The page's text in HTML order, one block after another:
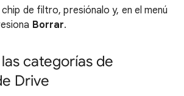
de filtro, presiónalo y, en el menú
Borrar.
categorías de
Drive